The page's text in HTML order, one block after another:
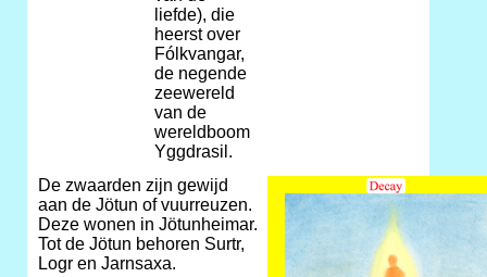
liefde), die
heerst over
Fólkvangar,
de negende
zeewereld
van de
wereldboom
Yggdrasil.
De zwaarden zijn gewijd
aan de Jötun of vuurreuzen.
Deze wonen in Jötunheimar.
Tot de Jötun behoren Surtr,
Logr en Jarnsaxa.